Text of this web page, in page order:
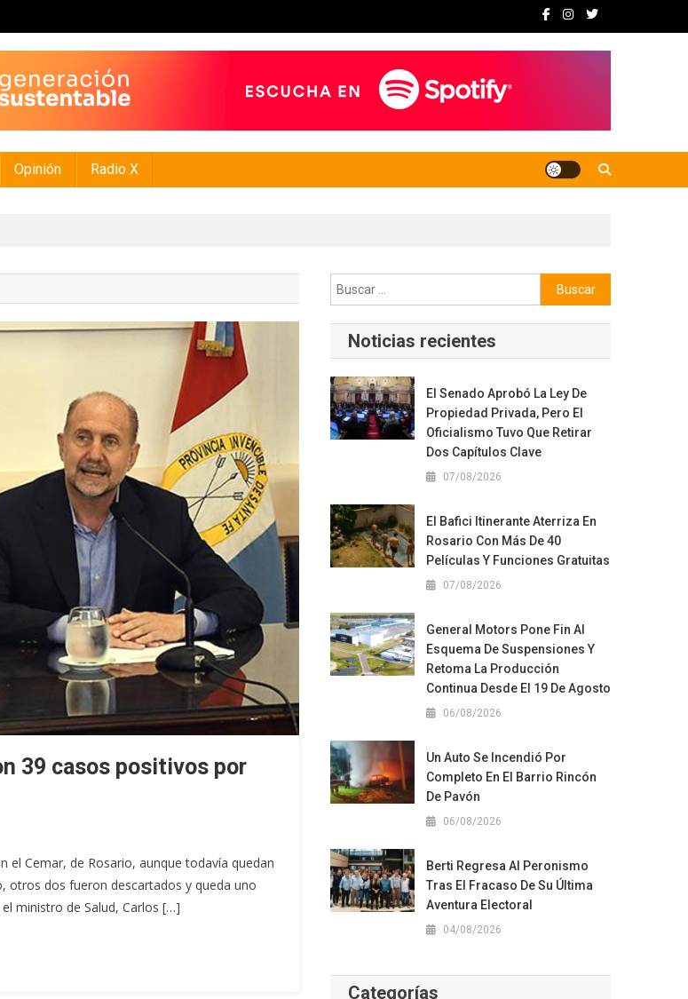
Opinión Radio X
39 casos positivos por
el Cemar, de Rosario, aunque todavía quedan
otros dos fueron descartados y queda uno
ministro de Salud, Carlos […]
Buscar:
Noticias recientes
El Senado Aprobó La Ley De
Propiedad Privada, Pero El
Oficialismo Tuvo Que Retirar
Dos Capítulos Clave
07/08/2026
El Bafici Itinerante Aterriza En
Rosario Con Más De 40
Películas Y Funciones Gratuitas
07/08/2026
General Motors Pone Fin Al
Esquema De Suspensiones Y
Retoma La Producción
Continua Desde El 19 De Agosto
06/08/2026
Un Auto Se Incendió Por
Completo En El Barrio Rincón
De Pavón
06/08/2026
Berti Regresa Al Peronismo
Tras El Fracaso De Su Última
Aventura Electoral
04/08/2026
Categorías